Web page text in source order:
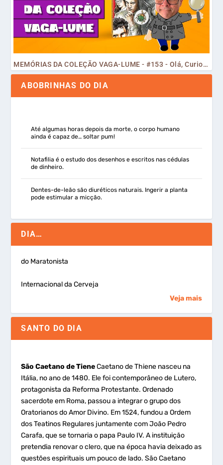
MEMÓRIAS DA COLEÇÃO VAGA-LUME - #153 - Olá, Curiosos! 2023
ABOBRINHAS DO DIA
Até algumas horas depois da morte, o corpo humano
ainda é capaz de… soltar pum!
Notafilia é o estudo dos desenhos e escritos nas cédulas
de dinheiro.
Dentes-de-leão são diuréticos naturais. Ingerir a planta
pode estimular a micção.
DIA…
do Maratonista
Internacional da Cerveja
Veja mais
SANTO DO DIA
São Caetano de TieneCaetano de Thiene nasceu na
Itália, no ano de 1480. Ele foi contemporâneo de Lutero,
protagonista da Reforma Protestante. Ordenado
sacerdote em Roma, passou a integrar o grupo dos
Oratorianos do Amor Divino. Em 1524, fundou a Ordem
dos Teatinos Regulares juntamente com João Pedro
Carafa, que se tornaria o papa Paulo IV. A instituição
pretendia renovar o clero, que na época havia deixado as
questões espirituais um pouco de lado. São Caetano